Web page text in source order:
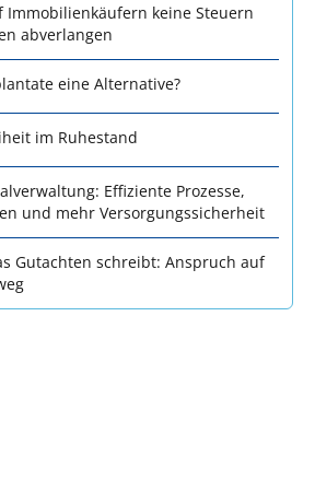
Immobilienkäufern keine Steuern
abverlangen
eine Alternative?
im Ruhestand
Effiziente Prozesse,
und mehr Versorgungssicherheit
Gutachten schreibt: Anspruch auf